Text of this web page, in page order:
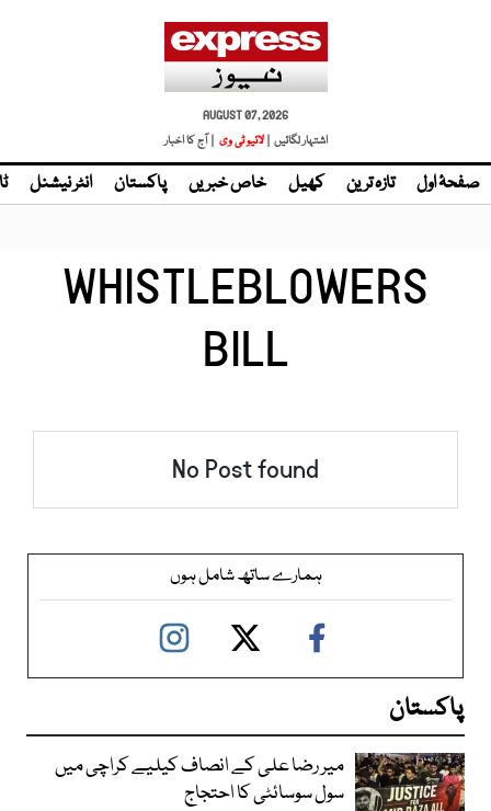
AUGUST 07, 2026
اشتہار لگائیں |
| آج کا اخبار
صفحۂ اول تازہ ترین کھیل خاص خبریں پاکستان انٹر نیشنل
WHISTLEBLOWERS
BILL
No Post found
ہمارے ساتھ شامل ہوں
پاکستان
میر رضا علی کے انصاف کیلیے کراچی میں
سول سوسائٹی کا احتجاج